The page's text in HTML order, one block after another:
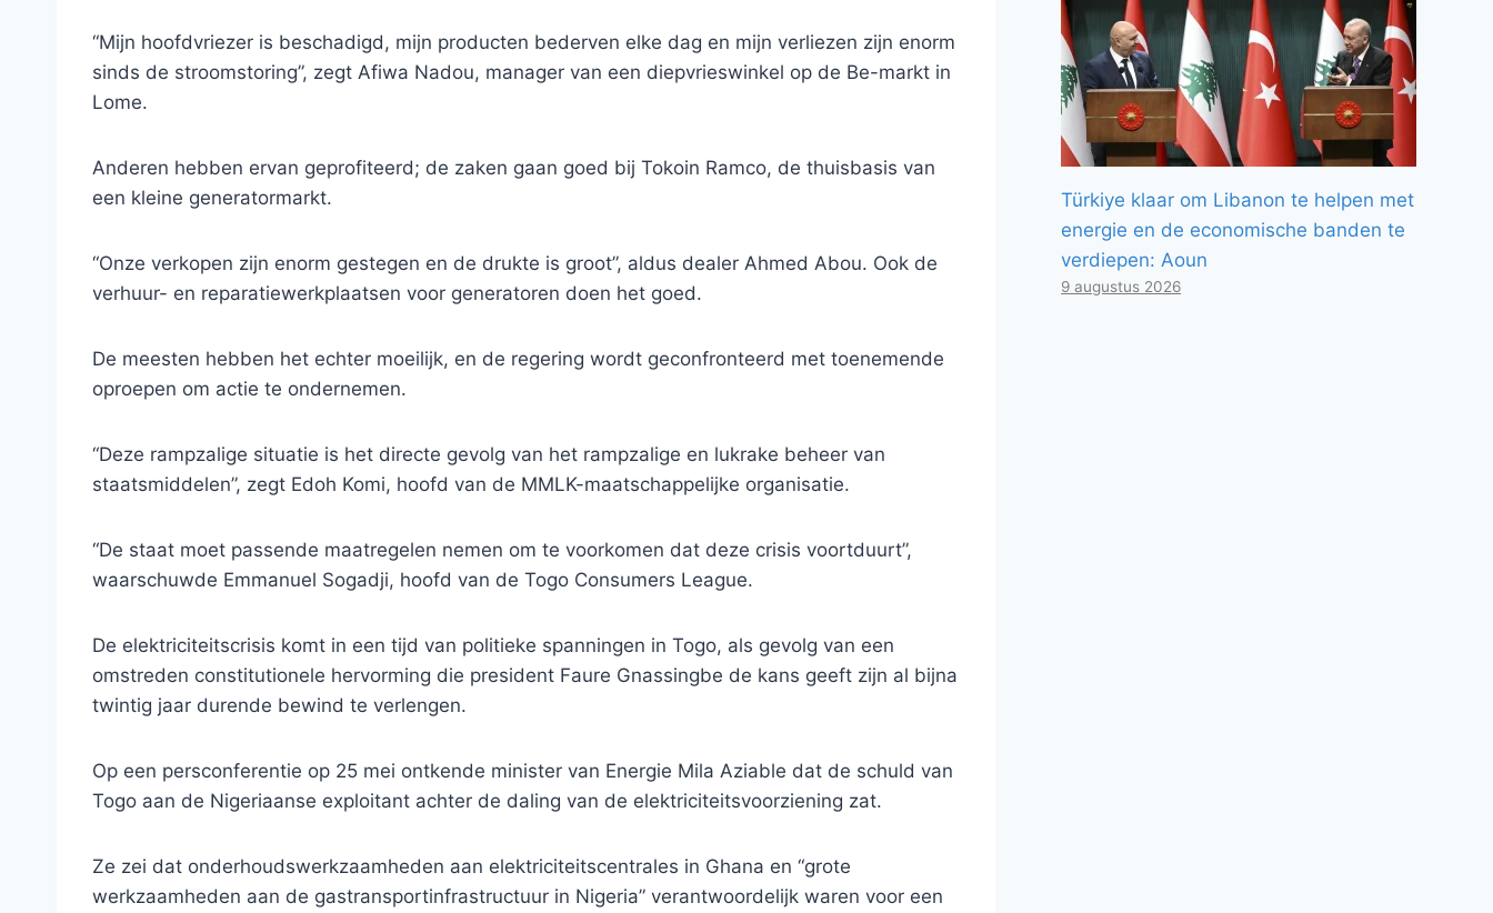
“Mijn hoofdvriezer is beschadigd, mijn producten bederven elke dag en mijn verliezen zijn enorm
sinds de stroomstoring”, zegt Afiwa Nadou, manager van een diepvrieswinkel op de Be-markt in
Lome.
Anderen hebben ervan geprofiteerd; de zaken gaan goed bij Tokoin Ramco, de thuisbasis van
een kleine generatormarkt.
“Onze verkopen zijn enorm gestegen en de drukte is groot”, aldus dealer Ahmed Abou. Ook de
verhuur- en reparatiewerkplaatsen voor generatoren doen het goed.
De meesten hebben het echter moeilijk, en de regering wordt geconfronteerd met toenemende
oproepen om actie te ondernemen.
“Deze rampzalige situatie is het directe gevolg van het rampzalige en lukrake beheer van
staatsmiddelen”, zegt Edoh Komi, hoofd van de MMLK-maatschappelijke organisatie.
“De staat moet passende maatregelen nemen om te voorkomen dat deze crisis voortduurt”,
waarschuwde Emmanuel Sogadji, hoofd van de Togo Consumers League.
De elektriciteitscrisis komt in een tijd van politieke spanningen in Togo, als gevolg van een
omstreden constitutionele hervorming die president Faure Gnassingbe de kans geeft zijn al bijna
twintig jaar durende bewind te verlengen.
Op een persconferentie op 25 mei ontkende minister van Energie Mila Aziable dat de schuld van
Togo aan de Nigeriaanse exploitant achter de daling van de elektriciteitsvoorziening zat.
Ze zei dat onderhoudswerkzaamheden aan elektriciteitscentrales in Ghana en “grote
werkzaamheden aan de gastransportinfrastructuur in Nigeria” verantwoordelijk waren voor een
Türkiye klaar om Libanon te helpen met
energie en de economische banden te
verdiepen: Aoun
9 augustus 2026